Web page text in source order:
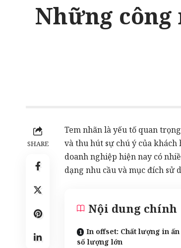
Những công
SHARE
Tem nhãnlà yếu tố quan
và thu hút sự chú ý của
doanh nghiệp hiện nay có
dạng nhu cầu và mục đích sử
Nội dung chính
In offset: Chất lượng in
số lượng lớn